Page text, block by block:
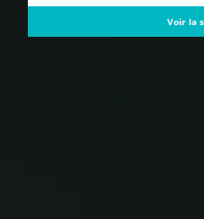
Voir la